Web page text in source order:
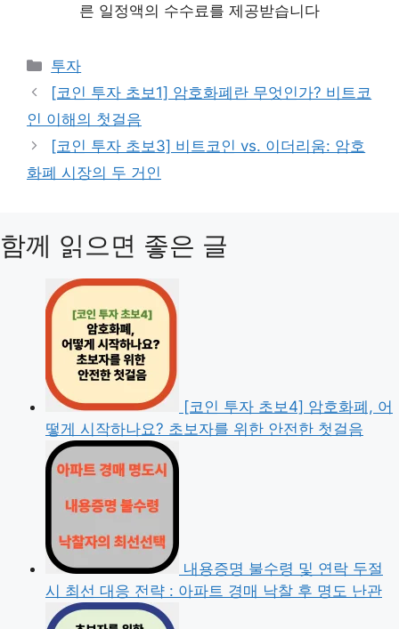
른 일정액의 수수료를 제공받습니다
카
테
고
리
투자
[코인 투자 초보1] 암호화폐란 무엇인가? 비트코
인 이해의 첫걸음
[코인 투자 초보3] 비트코인 vs. 이더리움: 암호
화폐 시장의 두 거인
함께 읽으면 좋은 글
[코인 투자 초보4] 암호화폐, 어
떻게 시작하나요? 초보자를 위한 안전한 첫걸음
내용증명 불수령 및 연락 두절
시 최선 대응 전략 : 아파트 경매 낙찰 후 명도 난관